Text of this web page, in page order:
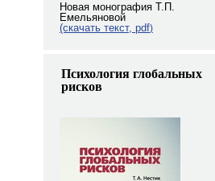
Новая монография Т.П.
Емельяновой
(скачать текст, pdf)
Психология глобальных
рисков